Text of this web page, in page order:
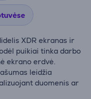
XDR ekranas ir
puikiai tinka darbo
ekrano erdvė.
leidžia
duomenis ar